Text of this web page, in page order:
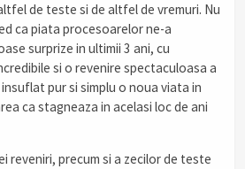
de teste si de altfel de vremuri. Nu
ca piata procesoarelor ne-a
surprize in ultimii 3 ani, cu
si o revenire spectaculoasa a
pur si simplu o noua viata in
ca stagneaza in acelasi loc de ani
reveniri, precum si a zecilor de teste